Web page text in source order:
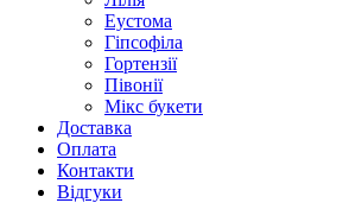
Еустома
Гіпсофіла
Гортензії
Півонії
Мікс букети
Доставка
Оплата
Контакти
Відгуки